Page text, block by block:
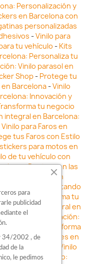
Personalización y
en Barcelona con
personalizadas
-Vinilo para
tu vehículo - Kits
Personaliza tu
Vinilo parasol en
Shop- Protege tu
Barcelona-Vinilo
Innovación y
tu negocio
integral en Barcelona:
Vinilo para Faros en
tus Faros con Estilo
para motos en
de tu vehículo con
-Destaca en las
para coches en
Barcelona: Resaltando
- Transforma tu
rotulación integral en
en Personalización:
Transforma
para coches en
con estilo: Vinilo
Destaca con Estilo:
para
publicidad
el
34/2002 , de
de la
le pedimos